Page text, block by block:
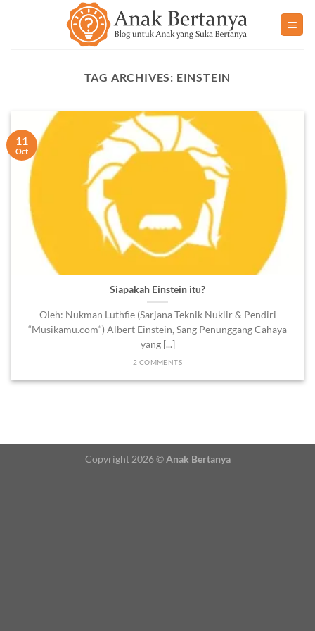
TAG ARCHIVES: EINSTEIN
Siapakah Einstein itu?
Oleh: Nukman Luthfie (Sarjana Teknik Nuklir & Pendiri
“Musikamu.com“) Albert Einstein, Sang Penunggang Cahaya
yang [...]
2 COMMENTS
11
Oct
Copyright 2026 ©Anak Bertanya